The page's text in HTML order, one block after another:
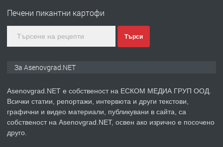
преди 2 години
ПРЕДЛАГА ремонт на покриви
Печени пикантни картофи
Търси
За Asenovgrad.NET
Asenovgrad.NET е собственост на ЕСКОМ МЕДИА ГРУП ООД.
Всички статии, репортажи, интервюта и други текстови,
графични и видео материали, публикувани в сайта, са
собственост на Asenovgrad.NET, освен ако изрично е посочено
друго.